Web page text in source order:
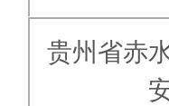
贵州省赤